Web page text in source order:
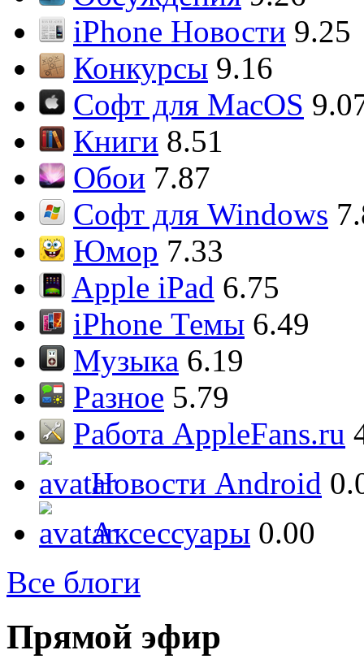
iPhone Новости 9.25
Конкурсы 9.16
Софт для MacOS
Книги 8.51
Обои 7.87
Софт для Windows
Юмор 7.33
Apple iPad 6.75
iPhone Темы 6.49
Музыка 6.19
Разное 5.79
Работа AppleFans.ru
Новости Android
Аксессуары 0.00
Все блоги
Прямой эфир